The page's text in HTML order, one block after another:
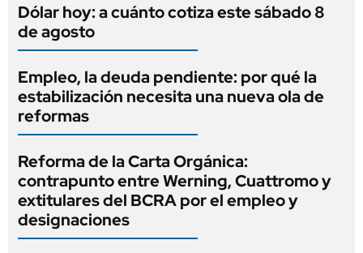
Dólar hoy: a cuánto cotiza este sábado 8
de agosto
Empleo, la deuda pendiente: por qué la
estabilización necesita una nueva ola de
reformas
Reforma de la Carta Orgánica:
contrapunto entre Werning, Cuattromo y
extitulares del BCRA por el empleo y
designaciones